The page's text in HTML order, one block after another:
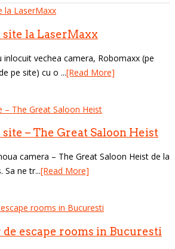
site la LaserMaxx
inlocuit vechea camera, Robomaxx (pe
pe site) cu o ...[Read More]
– The Great Saloon Heist
camera – The Great Saloon Heist de la
Sa ne tr...[Read More]
escape rooms in Bucuresti